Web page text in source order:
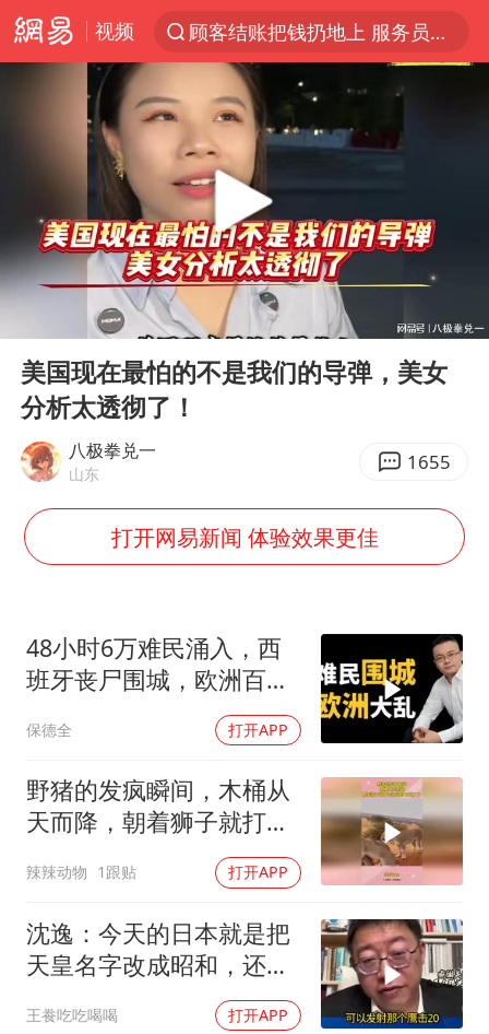
视频
顾客结账把钱扔地上 服务员霸气扔回
探寻“技能+”促就业创业新路
美国退回1000亿美元关税
台风白海豚或在华东沿海登陆
弹药库存告急 美军补货难
如何把百年大党建设得更加坚强有力
香港殿堂级填词人黎彼得因病离世 终年76岁
多专业取消艺考 文化工作者要有文化
汕头市政府被约谈
南太行山失联女孩最后信号不在山林
总书记关心百姓身边这些民生大事
Play
美国现在最怕的不是我们的导弹，美女
分析太透彻了！
八极拳兑一
山东 1655
打开网易新闻 体验效果更佳
48小时6万难民涌入，西
班牙丧尸围城，欧洲百年
保德全 打开APP
野猪的发疯瞬间，木桶从
天而降，朝着狮子就打去
辣辣动物 1跟贴 打开APP
沈逸：今天的日本就是把
天皇名字改成昭和，还是
王飬吃吃喝喝 打开APP